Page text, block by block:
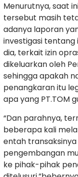
Menurutnya, saat
tersebut masih
adanya laporan
investigasi tentang
dia, terkait izin
dikeluarkan oleh
sehingga apakah
penangkaran itu
apa yang PT.TOM
“Dan parahnya,
beberapa kali
entah
pengembangan
ke pihak-pihak